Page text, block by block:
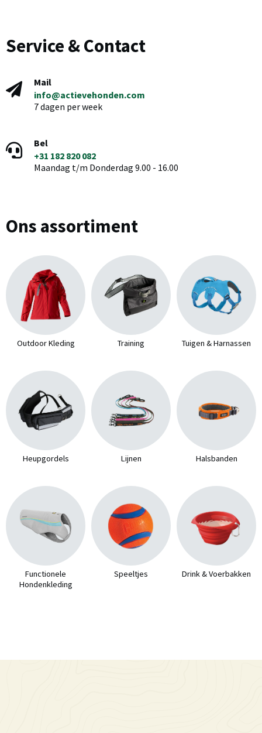
Service & Contact
Mail
info@actievehonden.com
7 dagen per week
Bel
+31 182 820 082
Maandag t/m Donderdag 9.00 - 16.00
Ons assortiment
Outdoor Kleding Training Tuigen & Harnassen
Heupgordels Lijnen Halsbanden
Functionele
Hondenkleding
Speeltjes Drink & Voerbakken